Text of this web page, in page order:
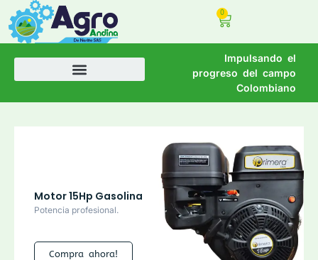
0
Impulsando el
progreso del campo
Colombiano
Motor 15Hp Gasolina
Potencia profesional.
Compra ahora!